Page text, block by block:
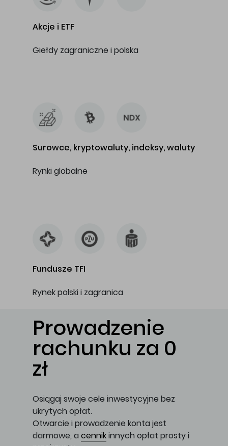
Akcje i ETF
Giełdy zagraniczne i polska
Surowce, kryptowaluty, indeksy, waluty
Rynki globalne
Fundusze TFI
Rynek polski i zagranica
Prowadzenie
rachunku za 0
zł
Osiągaj swoje cele inwestycyjne bez
ukrytych opłat.
Otwarcie i prowadzenie konta jest
darmowe, a cennikinnych opłat prosty i